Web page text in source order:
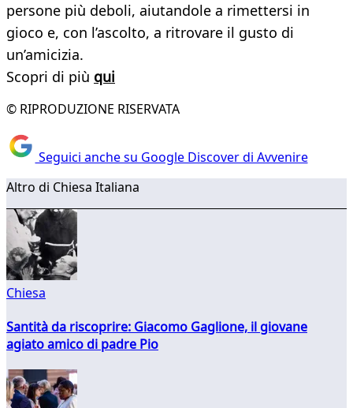
persone più deboli, aiutandole a rimettersi in
gioco e, con l’ascolto, a ritrovare il gusto di
un’amicizia.
Scopri di più qui
© RIPRODUZIONE RISERVATA
Seguici anche su Google Discover di Avvenire
Altro di Chiesa Italiana
Chiesa
Santità da riscoprire: Giacomo Gaglione, il giovane
agiato amico di padre Pio